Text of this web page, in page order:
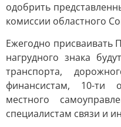
одобрить
комиссии областного
Ежегодно присваивать
нагрудного знака
транспорта,
финансистам, 10-ти
местного
специалистам связи и